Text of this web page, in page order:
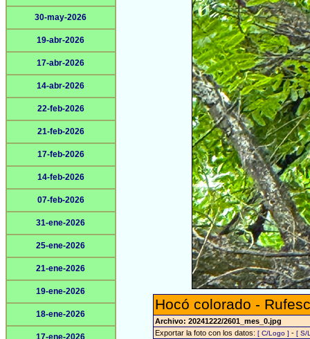
30-may-2026
19-abr-2026
17-abr-2026
14-abr-2026
22-feb-2026
21-feb-2026
17-feb-2026
14-feb-2026
07-feb-2026
31-ene-2026
25-ene-2026
21-ene-2026
19-ene-2026
18-ene-2026
17-ene-2026
Hocó colorado -
Archivo: 20241222/2601_mes_0.jpg
Exportar la foto con los datos: [ C/Logo ] - [ S/